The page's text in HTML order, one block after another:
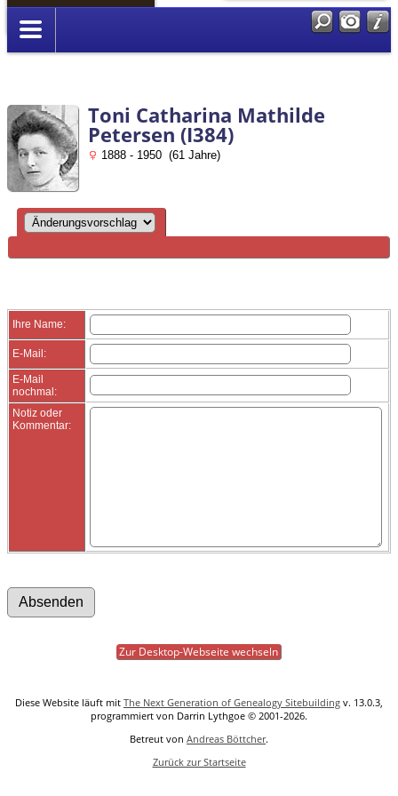
Anmelden
Toni Catharina Mathilde
Petersen (I384)
1888 - 1950 (61 Jahre)
Ihre Name:
E-Mail:
E-Mail
nochmal:
Notiz oder
Kommentar:
Zur Desktop-Webseite wechseln
Diese Website läuft mit The Next Generation of Genealogy Sitebuilding v. 13.0.3,
programmiert von Darrin Lythgoe © 2001-2026.
Betreut von Andreas Böttcher.
Zurück zur Startseite